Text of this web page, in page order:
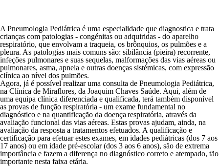
A Pneumologia Pediátrica é uma especialidade que diagnostica e trata
crianças com patologias - congénitas ou adquiridas - do aparelho
respiratório, que envolvam a traqueia, os brônquios, os pulmões e a
pleura. As patologias mais comuns são: sibilância (pieira) recorrente,
infeções pulmonares e suas sequelas, malformações das vias aéreas ou
pulmonares, asma, apneia e outras doenças sistémicas, com expressão
clínica ao nível dos pulmões.
Agora, já é possível realizar uma consulta de Pneumologia Pediátrica,
na Clínica de Miraflores, da Joaquim Chaves Saúde. Aqui, além de
uma equipa clínica diferenciada e qualificada, terá também disponível
as provas de função respiratória - um exame fundamental no
diagnóstico e na quantificação da doença respiratória, através da
avaliação funcional das vias aéreas. Estas provas ajudam, ainda, na
avaliação da resposta a tratamentos efetuados. A qualificação e
certificação para efetuar estes exames, em idades pediátricas (dos 7 aos
17 anos) ou em idade pré-escolar (dos 3 aos 6 anos), são de extrema
importância e fazem a diferença no diagnóstico correto e atempado, tão
importante nesta faixa etária.